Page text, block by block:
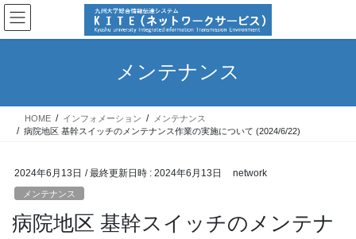
コ
ン
テ
ス
ナ
ビ
ゲ
ン
メンテナンス
HOME インフォメーション
メンテナンス
病院地区 基幹スイッチのメンテナンス作業の実施について (2024/6/22)
2024年6月13日 / 最終更新日時 : 2024年6月13日 network
メンテナンス
病院地区 基幹スイッチのメンテナ